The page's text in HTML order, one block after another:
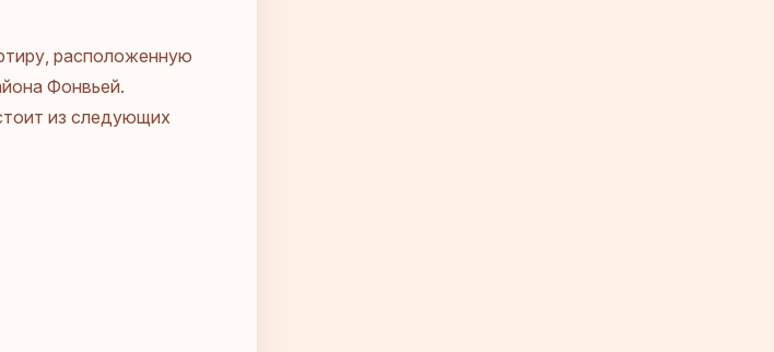
расположенную
Фонвьей.
из следующих